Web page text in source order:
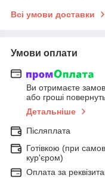
Всі умови доставки
Умови оплати
Ви отримаєте
або гроші
Детальніше
Післяплата
Готівкою (при
кур'єром)
Оплата за